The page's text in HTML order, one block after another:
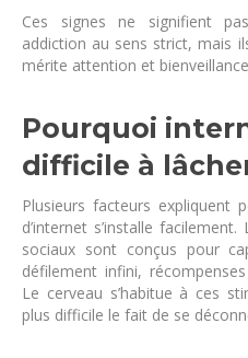
Ces signes ne signifient
addiction au sens strict, mais
mérite attention et
Pourquoi
difficile à
Plusieurs facteurs expliquent
d’internet s’installe
sociaux sont conçus pour
défilement infini,
Le cerveau s’habitue à ces
plus difficile le fait de se